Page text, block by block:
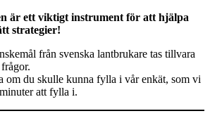
är ett viktigt instrument för att hjälpa
strategier!
från svenska lantbrukare tas tillvara
om du skulle kunna fylla i vår enkät, som vi
att fylla i.